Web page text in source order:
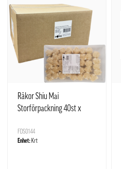
Räkor Shiu Mai
Storförpackning 40st x
FDS0144
Enhet: Krt